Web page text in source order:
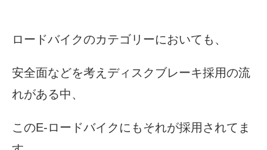
ロードバイクのカテゴリーにおいても、
安全面などを考えディスクブレーキ採用の流
れがある中、
このE-ロードバイクにもそれが採用されてま